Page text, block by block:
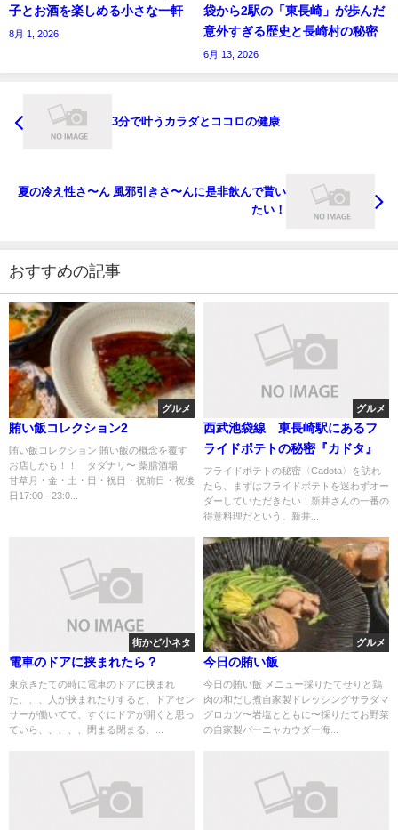
子とお酒を楽しめる小さな一軒
8月 1, 2026
袋から2駅の「東長崎」が歩んだ
意外すぎる歴史と長崎村の秘密
6月 13, 2026
3分で叶うカラダとココロの健康
夏の冷え性さ〜ん 風邪引きさ〜んに是非飲んで貰い
たい！
おすすめの記事
グルメ
賄い飯コレクション2
賄い飯コレクション 賄い飯の概念を覆す
お店しかも！！ タダナリ〜 薬膳酒場
甘草月・金・土・日・祝日・祝前日・祝後
日17:00 - 23:0...
グルメ
西武池袋線 東長崎駅にあるフ
ライドポテトの秘密『カドタ』
フライドポテトの秘密〈Cadota〉を訪れ
たら、まずはフライドポテトを迷わずオー
ダーしていただきたい！新井さんの一番の
得意料理だという。新井...
街かど小ネタ
電車のドアに挟まれたら？
東京きたての時に電車のドアに挟まれ
た、、、人が挟まれたりすると、ドアセン
サーが働いてて、すぐにドアが開くと思っ
ていら、、、、、閉まる閉まる、...
グルメ
今日の賄い飯
今日の賄い飯 メニュー採りたてせりと鶏
肉の和だし煮自家製ドレッシングサラダマ
グロカツ〜岩塩とともに〜採りたてお野菜
の自家製バーニャカウダー海...